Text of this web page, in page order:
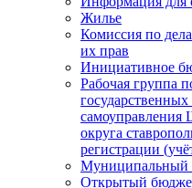
Жилье
Комиссия по
их прав
Инициативное
Рабочая группа
самоуправления
округа
регистрации
Муниципальный
Открытый